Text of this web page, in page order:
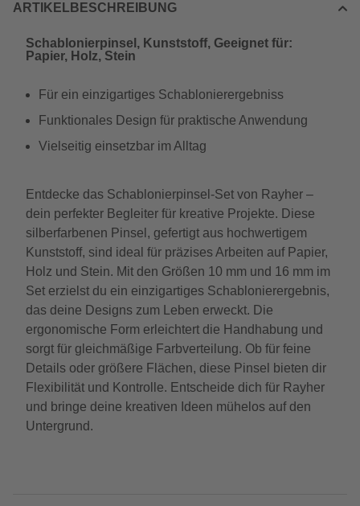
ARTIKELBESCHREIBUNG
Schablonierpinsel, Kunststoff, Geeignet für:
Papier, Holz, Stein
Für ein einzigartiges Schablonierergebniss
Funktionales Design für praktische Anwendung
Vielseitig einsetzbar im Alltag
Entdecke das Schablonierpinsel-Set von Rayher –
dein perfekter Begleiter für kreative Projekte. Diese
silberfarbenen Pinsel, gefertigt aus hochwertigem
Kunststoff, sind ideal für präzises Arbeiten auf Papier,
Holz und Stein. Mit den Größen 10 mm und 16 mm im
Set erzielst du ein einzigartiges Schablonierergebnis,
das deine Designs zum Leben erweckt. Die
ergonomische Form erleichtert die Handhabung und
sorgt für gleichmäßige Farbverteilung. Ob für feine
Details oder größere Flächen, diese Pinsel bieten dir
Flexibilität und Kontrolle. Entscheide dich für Rayher
und bringe deine kreativen Ideen mühelos auf den
Untergrund.